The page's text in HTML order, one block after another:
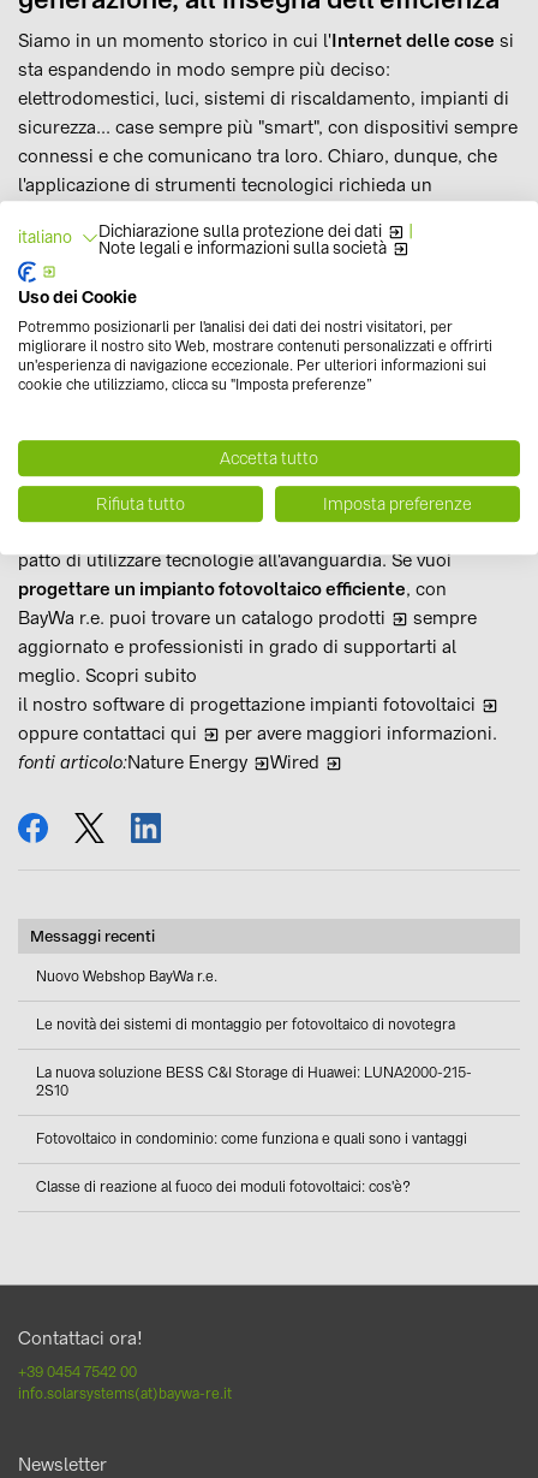
Siamo in un momento storico in cui l'Internet delle cose si
sta espandendo in modo sempre più deciso:
elettrodomestici, luci, sistemi di riscaldamento, impianti di
sicurezza... case sempre più "smart", con dispositivi sempre
connessi e che comunicano tra loro. Chiaro, dunque, che
l'applicazione di strumenti tecnologici richieda un
queste celle fotovoltaiche di nuova generazione possono
rappresentare un aiuto concreto non solo per un utilizzo
efficace di questi dispositivi, ma anche per la stessa
diffusione di quest’ultimi. Le ricerche odierne sono più che
mai orientate verso un'ottimizzazione dei consumi, per
produrre energia e, al tempo stesso, evitare il più possibile
un altro articolo del nostro blog, sui
pannelli solari innovativi che si muovono in base al meteo
patto di utilizzare tecnologie all'avanguardia. Se vuoi
progettare un impianto fotovoltaico efficiente, con
BayWa r.e. puoi trovare un catalogo prodotti
sempre
aggiornato e professionisti in grado di supportarti al
meglio. Scopri subito
il nostro software di progettazione impianti fotovoltaici
oppure contattaci qui
per avere maggiori informazioni.
fonti articolo:Nature Energy Wired
condividi
tweetcondividi
Messaggi recenti
Nuovo Webshop BayWa r.e.
Le novità dei sistemi di montaggio per fotovoltaico di novotegra
La nuova soluzione BESS C&I Storage di Huawei: LUNA2000-215-
2S10
Fotovoltaico in condominio: come funziona e quali sono i vantaggi
Classe di reazione al fuoco dei moduli fotovoltaici: cos'è?
Contattaci ora!
+39 0454 7542 00
info.solarsystems(at)baywa-re.it
Newsletter
italiano Dichiarazione sulla protezione dei dati |
Note legali e informazioni sulla società
Uso dei Cookie
Potremmo posizionarli per l'analisi dei dati dei nostri visitatori, per
migliorare il nostro sito Web, mostrare contenuti personalizzati e offrirti
un'esperienza di navigazione eccezionale. Per ulteriori informazioni sui
cookie che utilizziamo, clicca su "Imposta preferenze”
Accetta tutto
Rifiuta tutto Imposta preferenze